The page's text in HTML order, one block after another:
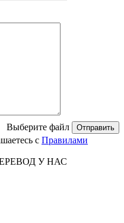
Выберите файл Отправить
с Правилами
У НАС